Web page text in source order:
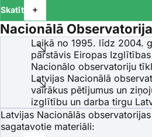
Skatīt
Nacionālā Observatorija
Laikā no 1995. līdz 2004.
pārstāvis Eiropas
Nacionālo observatoriju
Latvijas Nacionālā
vairākus pētījumus un
izglītību un darba tirgu
Latvijas Nacionālās observatorijas
sagatavotie materiāli: